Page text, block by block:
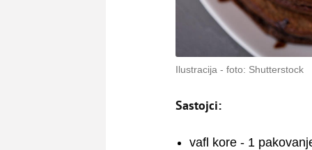
Ilustracija foto: Shutterstock
Sastojci:
vafl kore - 1